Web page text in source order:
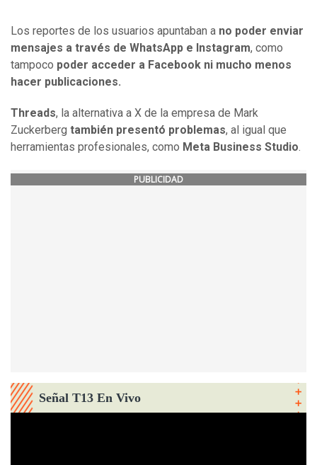
Los reportes de los usuarios apuntaban a no poder enviar
mensajes a través de WhatsApp e Instagram, como
tampoco poder acceder a Facebook ni mucho menos
hacer publicaciones.
Threads, la alternativa a X de la empresa de Mark
Zuckerberg también presentó problemas, al igual que
herramientas profesionales, como Meta Business Studio
PUBLICIDAD
Señal T13 En Vivo